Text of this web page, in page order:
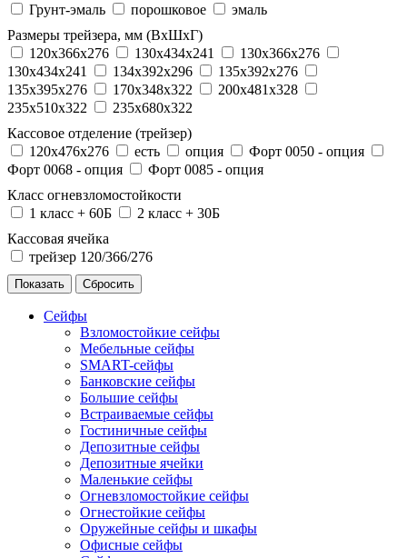
Грунт-эмаль
порошковое
эмаль
Размеры трейзера, мм (ВхШхГ)
120x366x276
130x434x241
130х366х276
130х434х241
134x392x296
135x392x276
135x395x276
170x348x322
200x481x328
235x510x322
235x680x322
Кассовое отделение (трейзер)
120х476х276
есть опция
Форт 0050 - опция
Форт 0068 - опция
Форт 0085 - опция
Класс огневзломостойкости
1 класс + 60Б
2 класс + 30Б
Кассовая ячейка
трейзер 120/366/276
Сейфы
Взломостойкие сейфы
Мебельные сейфы
SMART-сейфы
Банковские сейфы
Большие сейфы
Встраиваемые сейфы
Гостиничные сейфы
Депозитные сейфы
Депозитные ячейки
Маленькие сейфы
Огневзломостойкие сейфы
Огнестойкие сейфы
Оружейные сейфы и шкафы
Офисные сейфы